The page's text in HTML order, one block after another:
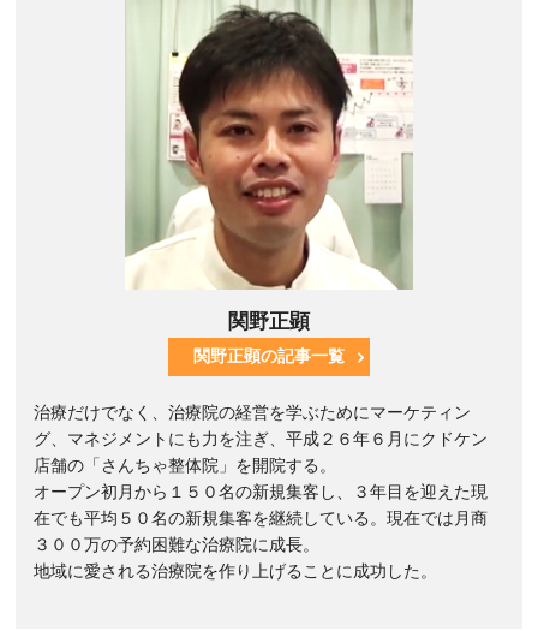
関野正顕
関野正顕の記事一覧
治療だけでなく、治療院の経営を学ぶためにマーケティン
グ、マネジメントにも力を注ぎ、平成２６年６月にクドケン
店舗の「さんちゃ整体院」を開院する。
オープン初月から１５０名の新規集客し、３年目を迎えた現
在でも平均５０名の新規集客を継続している。現在では月商
３００万の予約困難な治療院に成長。
地域に愛される治療院を作り上げることに成功した。